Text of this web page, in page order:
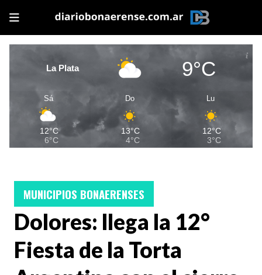
La Plata 9°C
Sá
12°C
6°C
Do
13°C
4°C
Lu
12°C
3°C
Dolores: llega la 12°
Fiesta de la Torta
MUNICIPIOS BONAERENSES